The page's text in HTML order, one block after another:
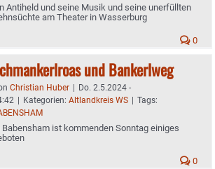
Antiheld und seine Musik und seine unerfüllten
am Theater in Wasserburg
0
und Bankerlweg
Christian Huber | Do. 2.5.2024 -
| Kategorien: Altlandkreis WS | Tags:
Babensham ist kommenden Sonntag einiges
0